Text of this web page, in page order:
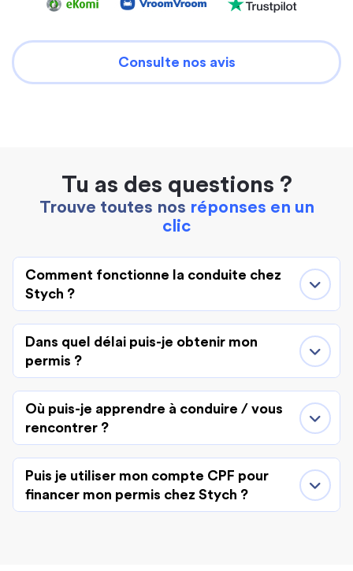
Consulte nos avis
Tu as des questions ?
Trouve toutes nos réponses en un
clic
Comment fonctionne la conduite chez
Stych ?
Dans quel délai puis-je obtenir mon
permis ?
Où puis-je apprendre à conduire / vous
rencontrer ?
Puis je utiliser mon compte CPF pour
financer mon permis chez Stych ?